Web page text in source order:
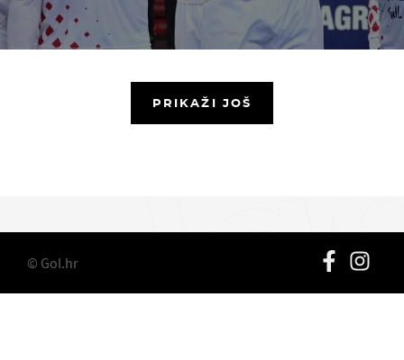
PRIKAŽI JOŠ
© Gol.hr